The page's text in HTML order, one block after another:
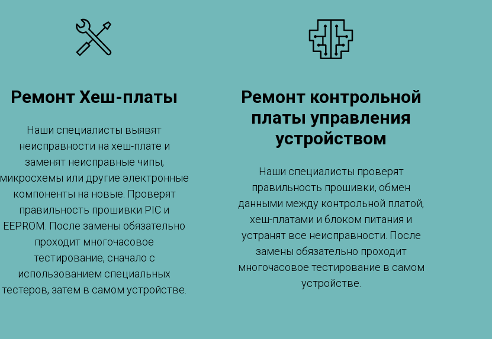
Ремонт Хеш-платы
Наши специалисты выявят
неисправности на хеш-плате и
заменят неисправные чипы,
микросхемы или другие электронные
компоненты на новые. Проверят
правильность прошивки PIC и
EEPROM. После замены обязательно
проходит многочасовое
тестирование, сначало с
использованием специальных
тестеров, затем в самом устройстве.
Ремонт контрольной
платы управления
устройством
Наши специалисты проверят
правильность прошивки, обмен
данными между контрольной платой,
хеш-платами и блоком питания и
устранят все неисправности. После
замены обязательно проходит
многочасовое тестирование в самом
устройстве.